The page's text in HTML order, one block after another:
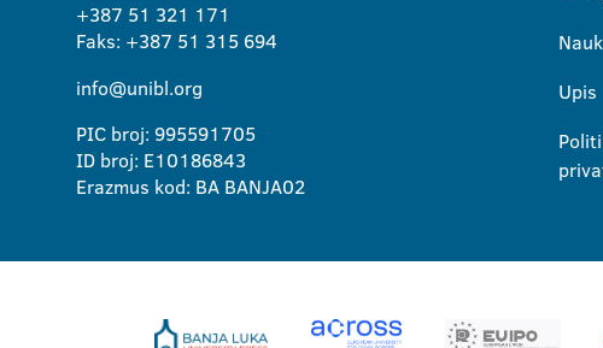
+387 51 321 171
Faks: +387 51 315 694
info@unibl.org
PIC broj: 995591705
ID broj: E10186843
Erazmus kod: BA BANJA02
Upis